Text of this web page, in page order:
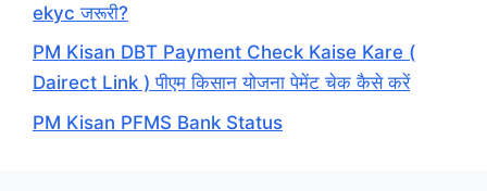
ekyc जरूरी?
PM Kisan DBT Payment Check Kaise Kare (
Dairect Link ) पीएम किसान योजना पेमेंट चेक कैसे करें
PM Kisan PFMS Bank Status